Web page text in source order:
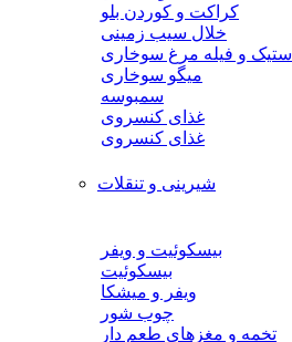
کراکت و کوردن بلو
خلال سیب زمینی
استیک و فیله مرغ سوخاری
میگو سوخاری
سمبوسه
غذای کنسروی
غذای کنسروی
شیرینی و تنقلات
بیسکوئیت و ویفر
بیسکوئیت
ویفر و میشکا
چوب شور
تخمه و مغزهای طعم دار